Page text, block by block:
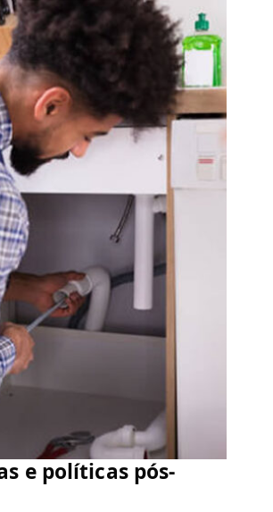
e políticas pós-